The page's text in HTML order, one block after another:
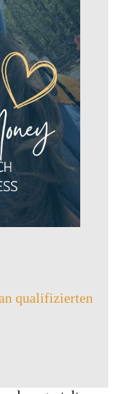
qualifizierten